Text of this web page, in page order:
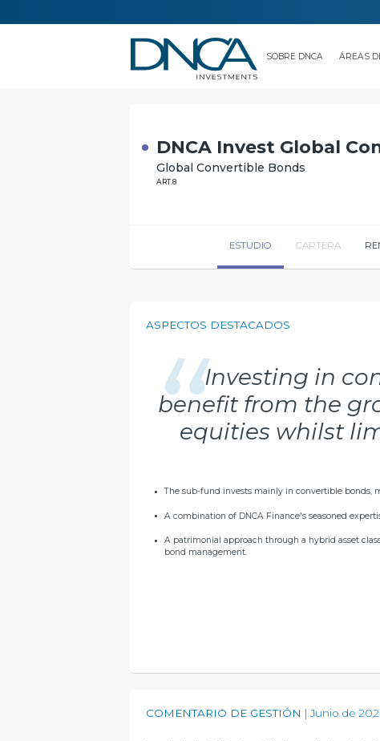
SOBRE DNCA ÁREAS
DNCA Invest Global
Global Convertible Bonds
ART.8
ESTUDIO CARTERA
ASPECTOS DESTACADOS
Investing in
benefit from the
equities whilst
The sub-fund invests mainly in convertible bonds,
A combination of DNCA Finance's seasoned
A patrimonial approach through a hybrid asset
bond management.
COMENTARIO DE GESTIÓN Junio de